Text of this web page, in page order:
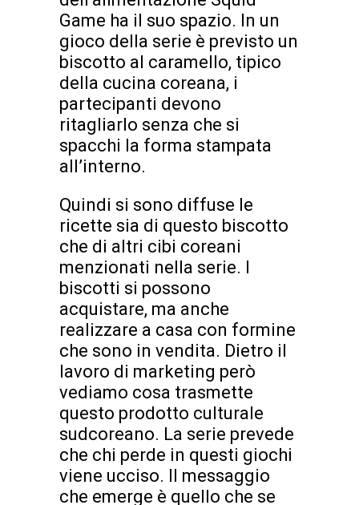
Game ha il suo spazio. In un
gioco della serie è previsto un
biscotto al caramello, tipico
della cucina coreana, i
partecipanti devono
ritagliarlo senza che si
spacchi la forma stampata
all’interno.
Quindi si sono diffuse le
ricette sia di questo biscotto
che di altri cibi coreani
menzionati nella serie. I
biscotti si possono
acquistare, ma anche
realizzare a casa con formine
che sono in vendita. Dietro il
lavoro di marketing però
vediamo cosa trasmette
questo prodotto culturale
sudcoreano. La serie prevede
che chi perde in questi giochi
viene ucciso. Il messaggio
che emerge è quello che se